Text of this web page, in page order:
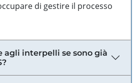
di gestire il processo
agli interpelli se sono già